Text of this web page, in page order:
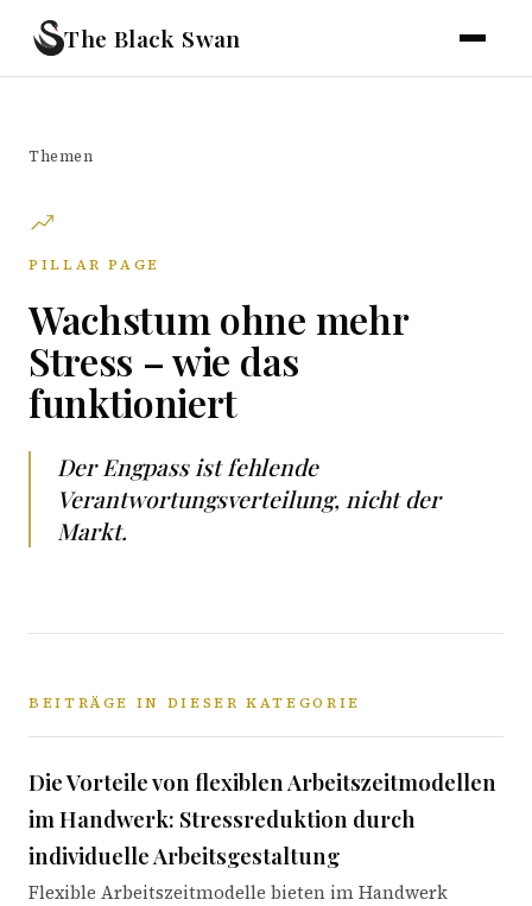
The Black Swan
Themen
PILLAR PAGE
Wachstum ohne mehr
Stress – wie das
funktioniert
Der Engpass ist fehlende
Verantwortungsverteilung, nicht der
Markt.
BEITRÄGE IN DIESER KATEGORIE
Die Vorteile von flexiblen Arbeitszeitmodellen
im Handwerk: Stressreduktion durch
individuelle Arbeitsgestaltung
Flexible Arbeitszeitmodelle bieten im Handwerk